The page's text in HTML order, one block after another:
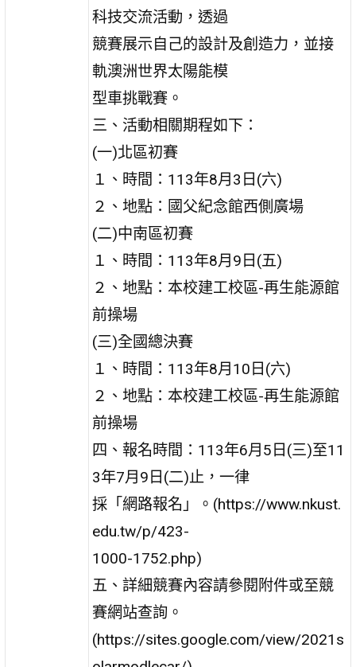
科技交流活動，透過
競賽展示自己的設計及創造力，並接
軌澳洲世界太陽能模
型車挑戰賽。
三、活動相關期程如下：
(一)北區初賽
１、時間：113年8月3日(六)
２、地點：國父紀念館西側廣場
(二)中南區初賽
１、時間：113年8月9日(五)
２、地點：本校建工校區-再生能源館
前操場
(三)全國總決賽
１、時間：113年8月10日(六)
２、地點：本校建工校區-再生能源館
前操場
四、報名時間：113年6月5日(三)至11
3年7月9日(二)止，一律
採「網路報名」。(https://www.nkust.
edu.tw/p/423-
1000-1752.php)
五、詳細競賽內容請參閱附件或至競
賽網站查詢。
(https://sites.google.com/view/2021s